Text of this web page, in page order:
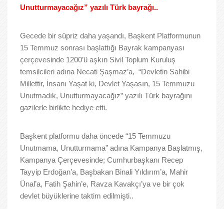
Unutturmayacağız” yazılı Türk bayrağı..
Gecede bir süpriz daha yaşandı, Başkent Platformunun
15 Temmuz sonrası başlattığı Bayrak kampanyası
çerçevesinde 1200’ü aşkın Sivil Toplum Kuruluş
temsilcileri adına Necati Şaşmaz’a, “Devletin Sahibi
Millettir, İnsanı Yaşat ki, Devlet Yaşasın, 15 Temmuzu
Unutmadık, Unutturmayacağız” yazılı Türk bayrağını
gazilerle birlikte hediye etti.
Başkent platformu daha öncede “15 Temmuzu
Unutmama, Unutturmama” adına Kampanya Başlatmış,
Kampanya Çerçevesinde; Cumhurbaşkanı Recep
Tayyip Erdoğan’a, Başbakan Binali Yıldırım’a, Mahir
Ünal’a, Fatih Şahin’e, Ravza Kavakçı’ya ve bir çok
devlet büyüklerine taktim edilmişti..